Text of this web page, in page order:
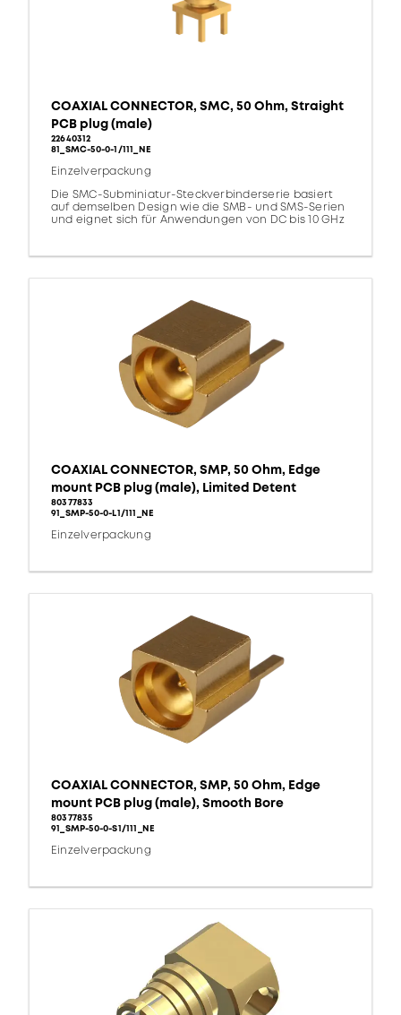
COAXIAL CONNECTOR, SMC, 50 Ohm, Straight
PCB plug (male)
22640312
81_SMC-50-0-1/111_NE
Einzelverpackung
Die SMC-Subminiatur-Steckverbinderserie basiert
auf demselben Design wie die SMB- und SMS-Serien
und eignet sich für Anwendungen von DC bis 10 GHz
COAXIAL CONNECTOR, SMP, 50 Ohm, Edge
mount PCB plug (male), Limited Detent
80377833
91_SMP-50-0-L1/111_NE
Einzelverpackung
COAXIAL CONNECTOR, SMP, 50 Ohm, Edge
mount PCB plug (male), Smooth Bore
80377835
91_SMP-50-0-S1/111_NE
Einzelverpackung